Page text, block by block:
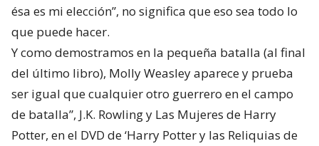
ésa es mi elección”, no significa que eso sea todo lo
que puede hacer.
Y como demostramos en la pequeña batalla (al final
del último libro), Molly Weasley aparece y prueba
ser igual que cualquier otro guerrero en el campo
de batalla”, J.K. Rowling y Las Mujeres de Harry
Potter, en el DVD de ‘Harry Potter y las Reliquias de